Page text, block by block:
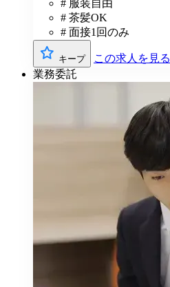
# 服装自由
# 茶髪OK
# 面接1回のみ
キープ この求人を見る
業務委託